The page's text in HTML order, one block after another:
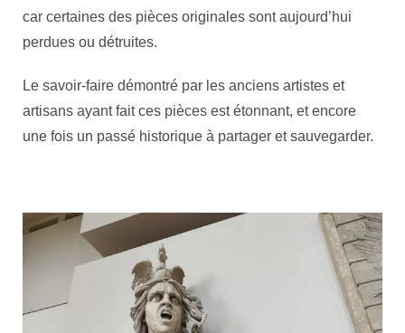
car certaines des pièces originales sont aujourd’hui
perdues ou détruites.
Le savoir-faire démontré par les anciens artistes et
artisans ayant fait ces pièces est étonnant, et encore
une fois un passé historique à partager et sauvegarder.